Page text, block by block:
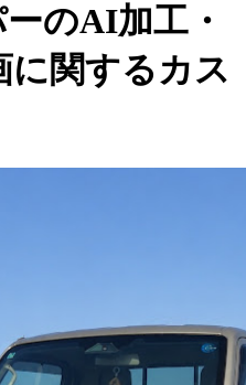
のAI加工・
に関するカス